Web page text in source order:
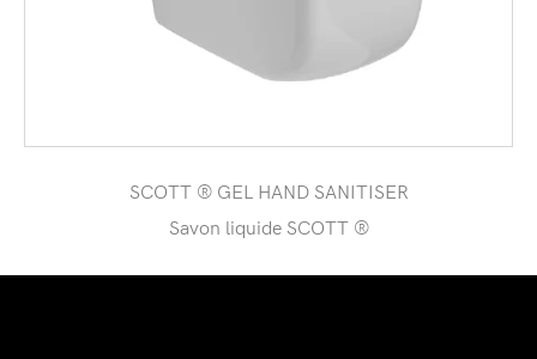
SCOTT ® GEL HAND SANITISER
Savon liquide SCOTT ®